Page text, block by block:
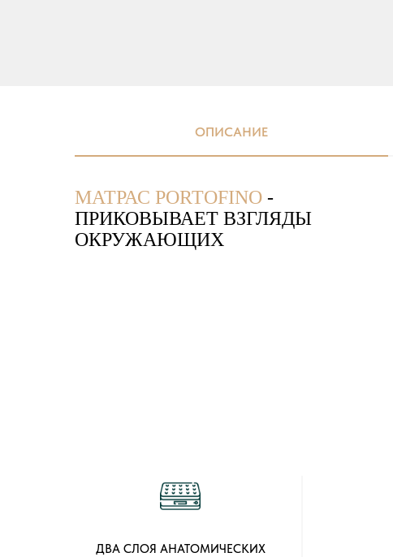
ОПИСАНИЕ
МАТРАС PORTOFINO -
ПРИКОВЫВАЕТ ВЗГЛЯДЫ
ОКРУЖАЮЩИХ
ДВА СЛОЯ АНАТОМИЧЕСКИХ